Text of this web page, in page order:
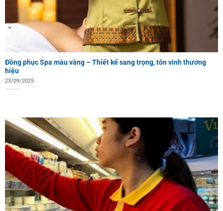
Đồng phục Spa màu vàng – Thiết kế sang trọng, tôn vinh thương
hiệu
23/09/2025